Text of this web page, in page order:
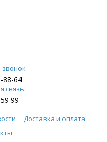
звонок
88-64
связь
99
Доставка и оплата